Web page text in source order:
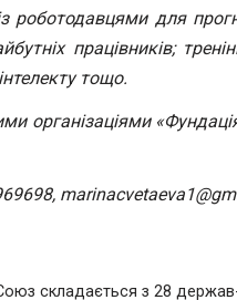
роботодавцями для
працівників;
тощо.
, marinacvetaeva1@
складається з 28 держав-